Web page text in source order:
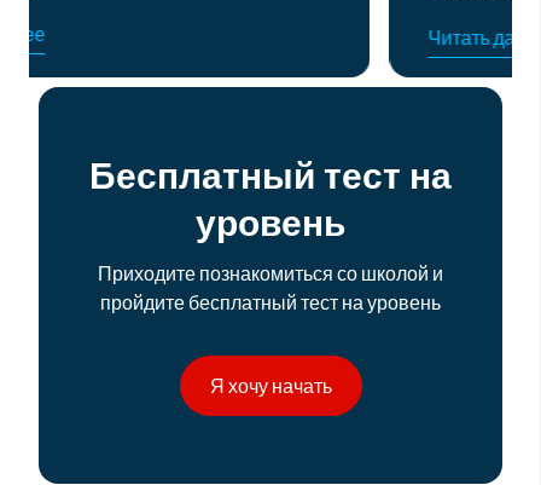
Бесплатный тест на
уровень
Приходите познакомиться со школой и
пройдите бесплатный тест на уровень
Я хочу начать